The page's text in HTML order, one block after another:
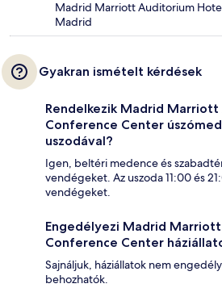
Madrid Marriott Auditorium
Madrid
Gyakran ismételt kérdések
Rendelkezik Madrid
Conference Center
uszodával?
Igen, beltéri medence és
vendégeket. Az uszoda 11:00 és
vendégeket.
Engedélyezi Madrid
Conference Center
Sajnáljuk, háziállatok nem
behozhatók.